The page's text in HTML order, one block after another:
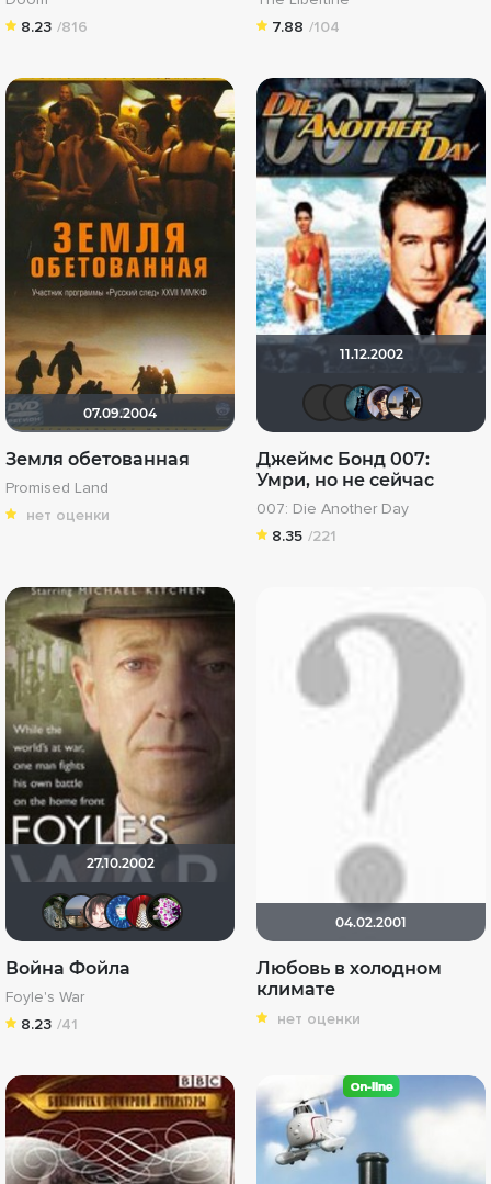
8.23 /816
7.88 /104
07.09.2004
Земля обетованная
Promised Land
нет оценки
11.12.2002
Джеймс Бонд 007:
Умри, но не сейчас
007: Die Another Day
8.35 /221
27.10.2002
shura_pk
alla57zaitsevaКатерина Шурыгина
LauraP
margaret79
Война Фойла
Foyle's War
8.23 /41
04.02.2001
Любовь в холодном
климате
нет оценки